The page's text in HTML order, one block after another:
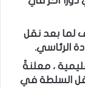
لما بعد نقل
الرئاسي.
الإقليمية ، معلنةً
السلطة في